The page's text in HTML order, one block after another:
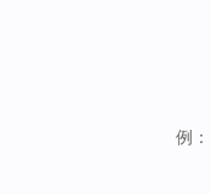
例：